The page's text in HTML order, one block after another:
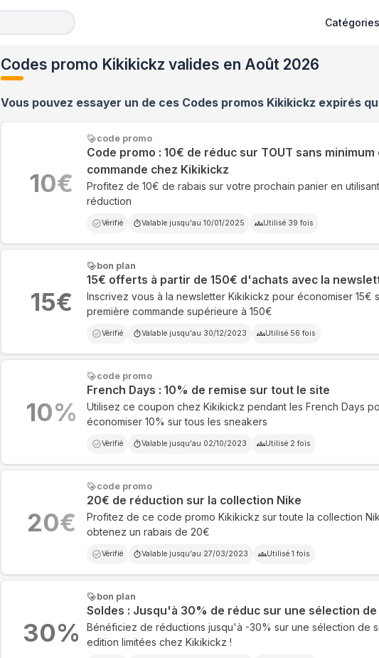
Catégories
Codes promo Kikikickz valides en Août 2026
Vous pouvez essayer un de ces Codes promos Kikikickz expirés
code promo
Code promo : 10€ de réduc sur TOUT sans minimum
commande chez Kikikickz
Profitez de 10€ de rabais sur votre prochain panier en
réduction
Vérifié Valable jusqu'au 10/01/2025 Utilisé 39 fois
10€
bon plan
15€ offerts à partir de 150€ d'achats avec la
Inscrivez vous à la newsletter Kikikickz pour économiser 15€
première commande supérieure à 150€
Vérifié Valable jusqu'au 30/12/2023 Utilisé 56 fois
15€
code promo
French Days : 10% de remise sur tout le site
Utilisez ce coupon chez Kikikickz pendant les French Days
économiser 10% sur tous les sneakers
Vérifié Valable jusqu'au 02/10/2023 Utilisé 2 fois
10%
code promo
20€ de réduction sur la collection Nike
Profitez de ce code promo Kikikickz sur toute la collection
obtenez un rabais de 20€
Vérifié Valable jusqu'au 27/03/2023 Utilisé 1 fois
20€
bon plan
Soldes : Jusqu'à 30% de réduc sur une sélection
Bénéficiez de réductions jusqu'à -30% sur une sélection de
edition limitées chez Kikikickz !
30%